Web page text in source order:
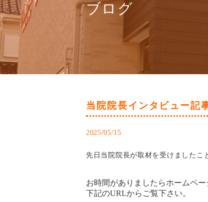
ブログ
当院院長インタビュー記
2025/05/15
先日当院院長が取材を受けましたこ
お時間がありましたらホームペ
下記のURLからご覧下さい。